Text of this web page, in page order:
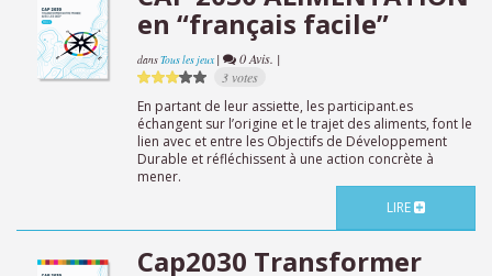
en “français facile”
dansTous les jeux |
0 Avis. |
3 votes
En partant de leur assiette, les participant.es
échangent sur l’origine et le trajet des aliments, font le
lien avec et entre les Objectifs de Développement
Durable et réfléchissent à une action concrète à
mener.
LIRE
Cap2030 Transformer